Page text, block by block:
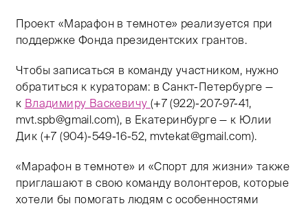
Проект «Марафон в темноте» реализуется при
поддержке Фонда президентских грантов.
Чтобы записаться в команду участником, нужно
обратиться к кураторам: в Санкт-Петербурге —
к Владимиру Васкевичу (+7 (922)-207-97-41,
mvt.spb@gmail.com), в Екатеринбурге — к Юлии
Дик (+7 (904)-549-16-52, mvtekat@gmail.com).
«Марафон в темноте» и «Спорт для жизни» также
приглашают в свою команду волонтеров, которые
хотели бы помогать людям с особенностями